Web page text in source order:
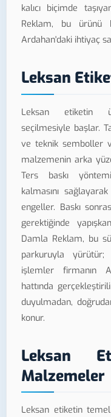
kalıcı biçimde
Reklam, bu ürünü
Ardahan'daki ihtiyaç
Leksan
Leksan etiketin
seçilmesiyle başlar.
ve teknik semboller
malzemenin arka
Ters baskı
kalmasını
engeller. Baskı
gerektiğinde
Damla Reklam, bu
parkuruyla
işlemler firmanın
hattında
duyulmadan,
konur.
Leksan
Malzemeler
Leksan etiketin